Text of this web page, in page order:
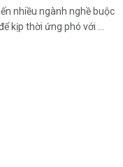
nhiều ngành nghề buộc
kịp thời ứng phó với ...